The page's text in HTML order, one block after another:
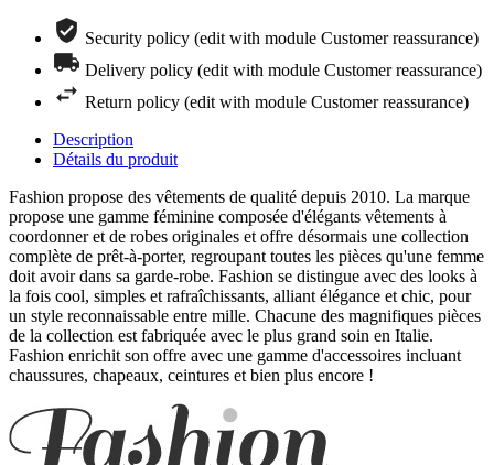
Security policy (edit with module Customer reassurance)
Delivery policy (edit with module Customer reassurance)
Return policy (edit with module Customer reassurance)
Description
Détails du produit
Fashion propose des vêtements de qualité depuis 2010. La marque
propose une gamme féminine composée d'élégants vêtements à
coordonner et de robes originales et offre désormais une collection
complète de prêt-à-porter, regroupant toutes les pièces qu'une femme
doit avoir dans sa garde-robe. Fashion se distingue avec des looks à
la fois cool, simples et rafraîchissants, alliant élégance et chic, pour
un style reconnaissable entre mille. Chacune des magnifiques pièces
de la collection est fabriquée avec le plus grand soin en Italie.
Fashion enrichit son offre avec une gamme d'accessoires incluant
chaussures, chapeaux, ceintures et bien plus encore !